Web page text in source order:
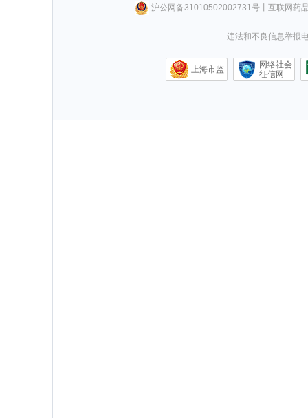
沪公网备31010502002731号丨 互联网药
违法和不良信息举报
上海市监
网络社会
征信网